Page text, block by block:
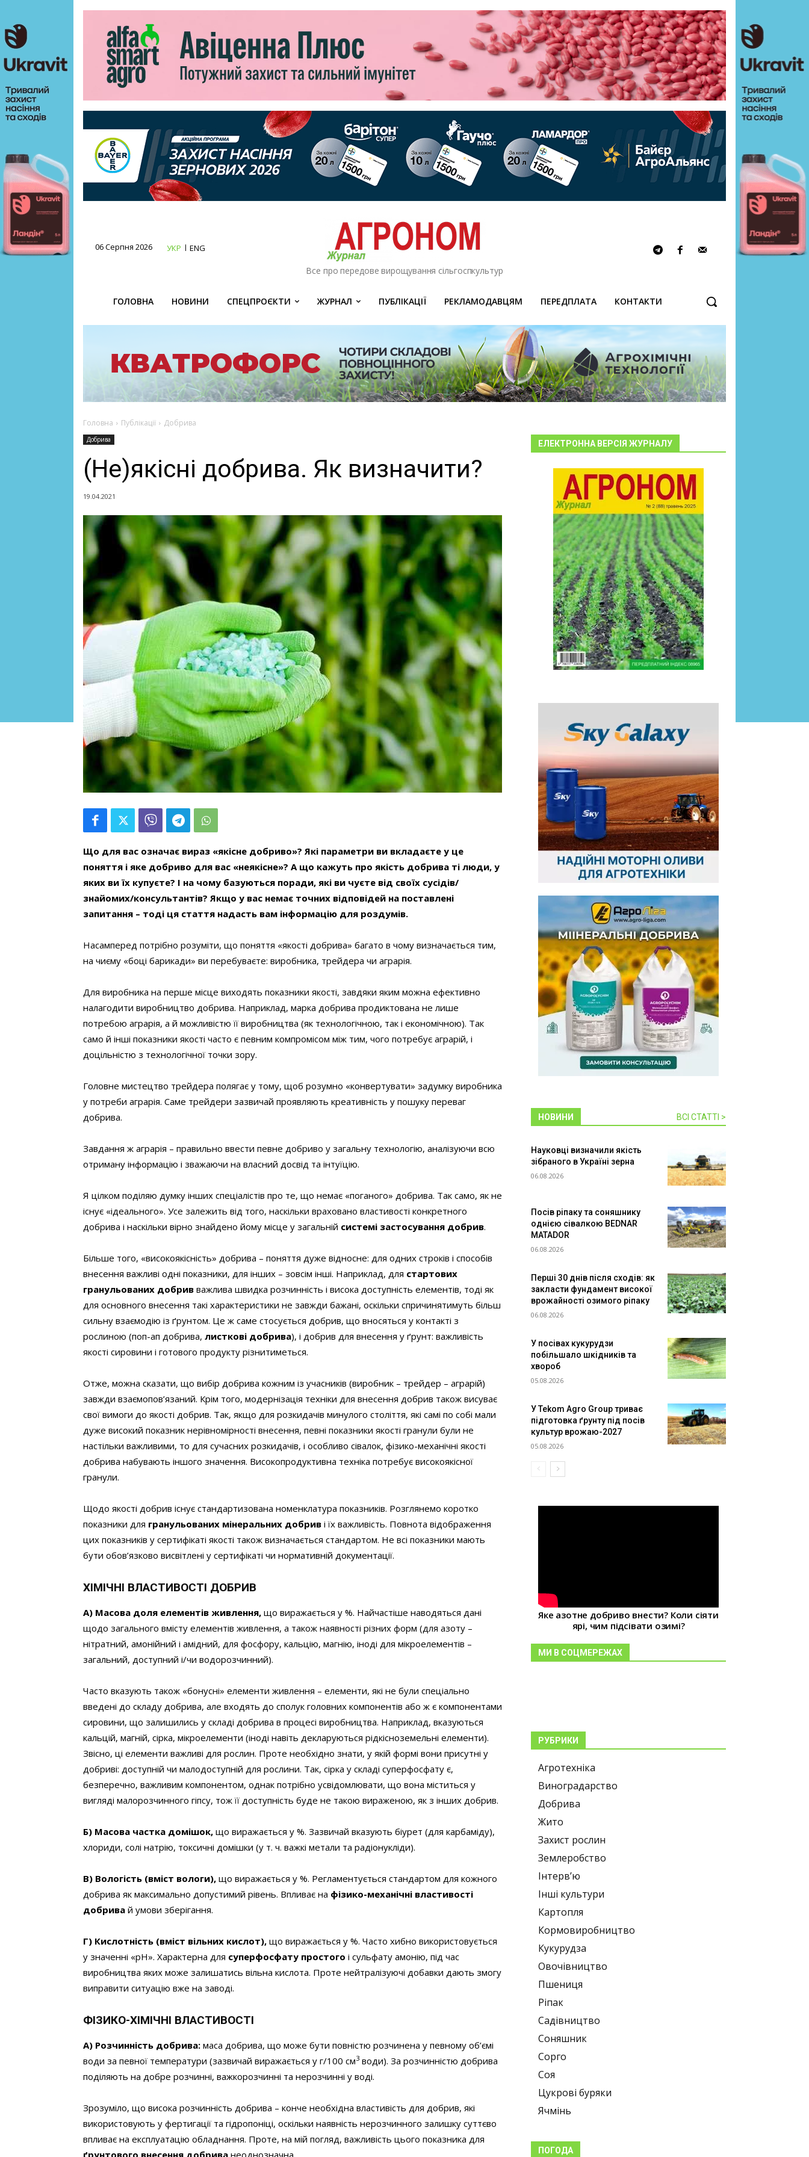
06 Серпня 2026 УКР ENG
Все про передове вирощування сільгоспкультур
ГОЛОВНА НОВИНИ СПЕЦПРОЄКТИ ЖУРНАЛ ПУБЛІКАЦІЇ РЕКЛАМОДАВЦЯМ ПЕРЕДПЛАТА КОНТАКТИ
Головна Публікації Добрива
Добрива
(Не)якісні добрива. Як визначити?
19.04.2021
Що для вас означає вираз «якісне добриво»? Які параметри ви вкладаєте у це
поняття і яке добриво для вас «неякісне»? А що кажуть про якість добрива ті люди, у
яких ви їх купуєте? І на чому базуються поради, які ви чуєте від своїх сусідів/
знайомих/консультантів? Якщо у вас немає точних відповідей на поставлені
запитання – тоді ця стаття надасть вам інформацію для роздумів.
Насамперед потрібно розуміти, що поняття «якості добрива» багато в чому визначається тим,
на чиєму «боці барикади» ви перебуваєте: виробника, трейдера чи аграрія.
Для виробника на перше місце виходять показники якості, завдяки яким можна ефективно
налагодити виробництво добрива. Наприклад, марка добрива продиктована не лише
потребою аграрія, а й можливістю її виробництва (як технологічною, так і економічною). Так
само й інші показники якості часто є певним компромісом між тим, чого потребує аграрій, і
доцільністю з технологічної точки зору.
Головне мистецтво трейдера полягає у тому, щоб розумно «конвертувати» задумку виробника
у потреби аграрія. Саме трейдери зазвичай проявляють креативність у пошуку переваг
добрива.
Завдання ж аграрія – правильно ввести певне добриво у загальну технологію, аналізуючи всю
отриману інформацію і зважаючи на власний досвід та інтуїцію.
Я цілком поділяю думку інших спеціалістів про те, що немає «поганого» добрива. Так само, як не
існує «ідеального». Усе залежить від того, наскільки враховано властивості конкретного
добрива і наскільки вірно знайдено йому місце у загальній системі застосування добрив.
Більше того, «високоякісність» добрива – поняття дуже відносне: для одних строків і способів
внесення важливі одні показники, для інших – зовсім інші. Наприклад, для стартових
гранульованих добрив важлива швидка розчинність і висока доступність елементів, тоді як
для основного внесення такі характеристики не завжди бажані, оскільки спричинятимуть більш
сильну взаємодію із ґрунтом. Це ж саме стосується добрив, що вносяться у контакті з
рослиною (поп-ап добрива, листкові добрива), і добрив для внесення у ґрунт: важливість
якості сировини і готового продукту різнитиметься.
Отже, можна сказати, що вибір добрива кожним із учасників (виробник – трейдер – аграрій)
завжди взаємопов’язаний. Крім того, модернізація техніки для внесення добрив також висуває
свої вимоги до якості добрив. Так, якщо для розкидачів минулого століття, які самі по собі мали
дуже високий показник нерівномірності внесення, певні показники якості гранули були не
настільки важливими, то для сучасних розкидачів, і особливо сівалок, фізико-механічні якості
добрива набувають іншого значення. Високопродуктивна техніка потребує високоякісної
гранули.
Щодо якості добрив існує стандартизована номенклатура показників. Розглянемо коротко
показники для гранульованих мінеральних добрив і їх важливість. Повнота відображення
цих показників у сертифікаті якості також визначається стандартом. Не всі показники мають
бути обов’язково висвітлені у сертифікаті чи нормативній документації.
ХІМІЧНІ ВЛАСТИВОСТІ ДОБРИВ
А) Масова доля елементів живлення, що виражається у %. Найчастіше наводяться дані
щодо загального вмісту елементів живлення, а також наявності різних форм (для азоту –
нітратний, амонійний і амідний, для фосфору, кальцію, магнію, іноді для мікроелементів –
загальний, доступний і/чи водорозчинний).
Часто вказують також «бонусні» елементи живлення – елементи, які не були спеціально
введені до складу добрива, але входять до сполук головних компонентів або ж є компонентами
сировини, що залишились у складі добрива в процесі виробництва. Наприклад, вказуються
кальцій, магній, сірка, мікроелементи (іноді навіть декларуються рідкісноземельні елементи).
Звісно, ці елементи важливі для рослин. Проте необхідно знати, у якій формі вони присутні у
добриві: доступній чи малодоступній для рослини. Так, сірка у складі суперфосфату є,
безперечно, важливим компонентом, однак потрібно усвідомлювати, що вона міститься у
вигляді малорозчинного гіпсу, тож її доступність буде не такою вираженою, як з інших добрив.
Б) Масова частка домішок, що виражається у %. Зазвичай вказують біурет (для карбаміду),
хлориди, солі натрію, токсичні домішки (у т. ч. важкі метали та радіонукліди).
В) Вологість (вміст вологи), що виражається у %. Регламентується стандартом для кожного
добрива як максимально допустимий рівень. Впливає на фізико-механічні властивості
добрива й умови зберігання.
Г) Кислотність (вміст вільних кислот), що виражається у %. Часто хибно використовується
у значенні «рН». Характерна для суперфосфату простого і сульфату амонію, під час
виробництва яких може залишатись вільна кислота. Проте нейтралізуючі добавки дають змогу
виправити ситуацію вже на заводі.
ФІЗИКО-ХІМІЧНІ ВЛАСТИВОСТІ
А) Розчинність добрива: маса добрива, що може бути повністю розчинена у певному об’ємі
води за певної температури (зазвичай виражається у г/100 см3 води). За розчинністю добрива
поділяють на добре розчинні, важкорозчинні та нерозчинні у воді.
Зрозуміло, що висока розчинність добрива – конче необхідна властивість для добрив, які
використовують у фертигації та гідропоніці, оскільки наявність нерозчинного залишку суттєво
впливає на експлуатацію обладнання. Проте, на мій погляд, важливість цього показника для
ЕЛЕКТРОННА ВЕРСІЯ ЖУРНАЛУ
НОВИНИ ВСІ СТАТТІ >
Науковці визначили якість
зібраного в Україні зерна
06.08.2026
Посів ріпаку та соняшнику
однією сівалкою BEDNAR
MATADOR
06.08.2026
Перші 30 днів після сходів: як
закласти фундамент високої
врожайності озимого ріпаку
06.08.2026
У посівах кукурудзи
побільшало шкідників та
хвороб
05.08.2026
У Tekom Agro Group триває
підготовка ґрунту під посів
культур врожаю-2027
05.08.2026
Яке азотне добриво внести? Коли сіяти
ярі, чим підсівати озимі?
МИ В СОЦМЕРЕЖАХ
РУБРИКИ
Агротехніка
Виноградарство
Добрива
Жито
Захист рослин
Землеробство
Інтерв’ю
Інші культури
Картопля
Кормовиробництво
Кукурудза
Овочівництво
Пшениця
Ріпак
Садівництво
Соняшник
Сорго
Соя
Цукрові буряки
Ячмінь
ПОГОДА